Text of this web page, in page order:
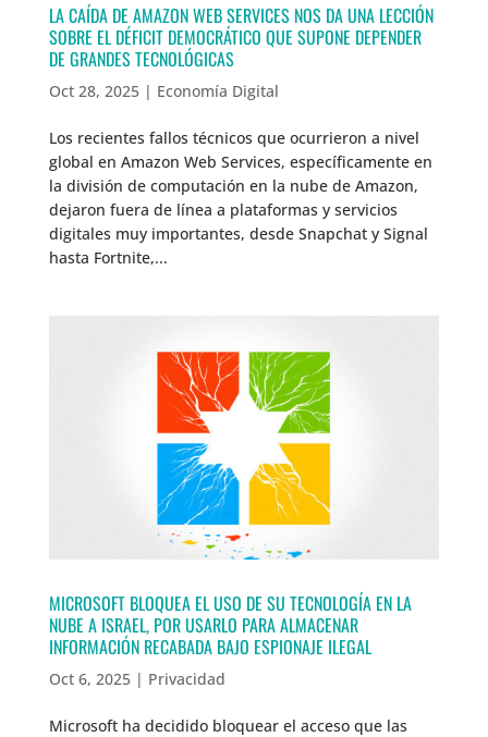
LA CAÍDA DE AMAZON WEB SERVICES NOS DA UNA LECCIÓN
SOBRE EL DÉFICIT DEMOCRÁTICO QUE SUPONE DEPENDER
DE GRANDES TECNOLÓGICAS
Oct 28, 2025| Economía Digital
Los recientes fallos técnicos que ocurrieron a nivel
global en Amazon Web Services, específicamente en
la división de computación en la nube de Amazon,
dejaron fuera de línea a plataformas y servicios
digitales muy importantes, desde Snapchat y Signal
hasta Fortnite,...
MICROSOFT BLOQUEA EL USO DE SU TECNOLOGÍA EN LA
NUBE A ISRAEL, POR USARLO PARA ALMACENAR
INFORMACIÓN RECABADA BAJO ESPIONAJE ILEGAL
Oct 6, 2025| Privacidad
Microsoft ha decidido bloquear el acceso que las